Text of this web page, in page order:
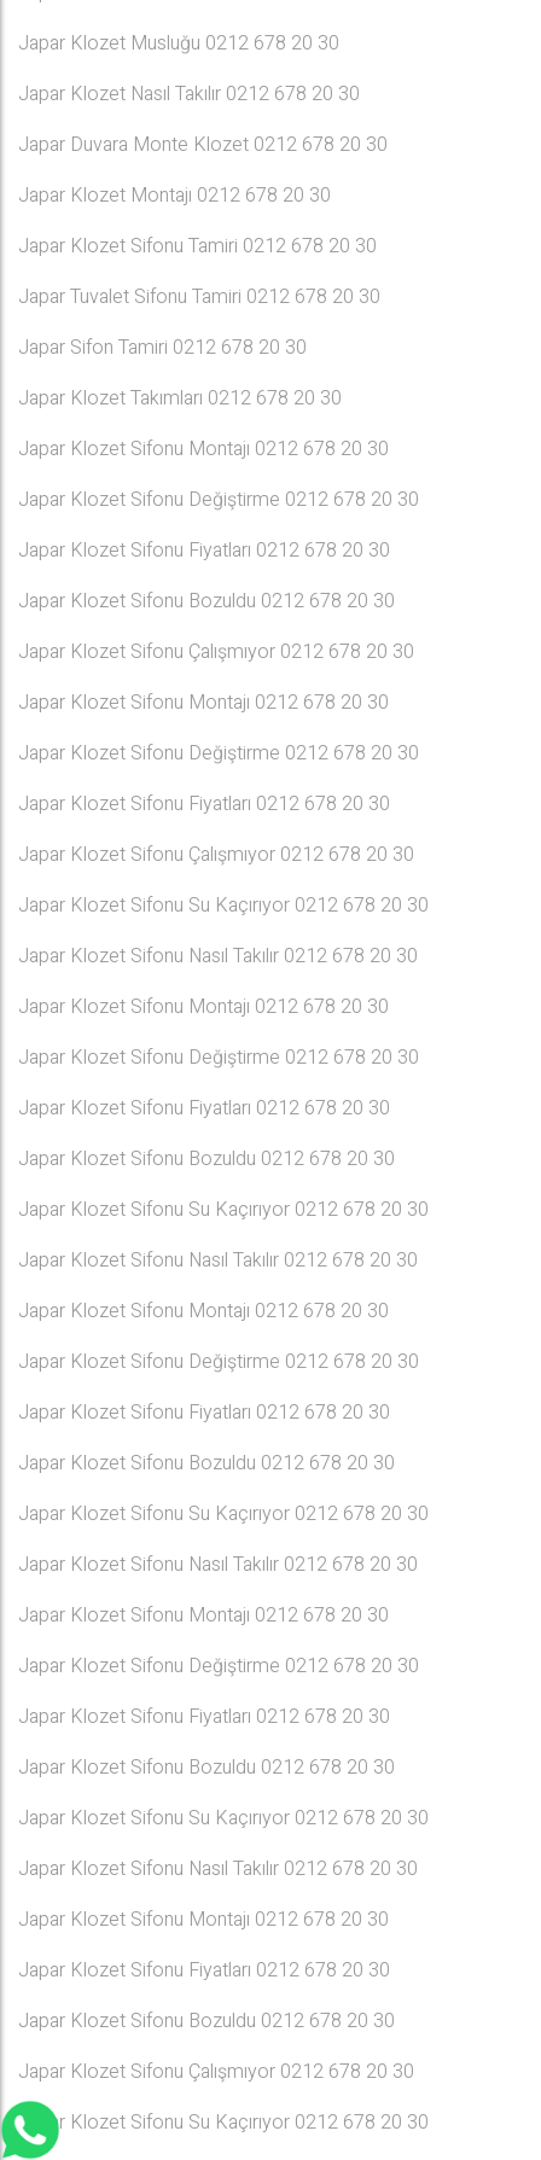
Japar Klozet Musluğu 0212 678 20 30
Japar Klozet Nasıl Takılır 0212 678 20 30
Japar Duvara Monte Klozet 0212 678 20 30
Japar Klozet Montajı 0212 678 20 30
Japar Klozet Sifonu Tamiri 0212 678 20 30
Japar Tuvalet Sifonu Tamiri 0212 678 20 30
Japar Sifon Tamiri 0212 678 20 30
Japar Klozet Takımları 0212 678 20 30
Japar Klozet Sifonu Montajı 0212 678 20 30
Japar Klozet Sifonu Değiştirme 0212 678 20 30
Japar Klozet Sifonu Fiyatları 0212 678 20 30
Japar Klozet Sifonu Bozuldu 0212 678 20 30
Japar Klozet Sifonu Çalışmıyor 0212 678 20 30
Japar Klozet Sifonu Montajı 0212 678 20 30
Japar Klozet Sifonu Değiştirme 0212 678 20 30
Japar Klozet Sifonu Fiyatları 0212 678 20 30
Japar Klozet Sifonu Çalışmıyor 0212 678 20 30
Japar Klozet Sifonu Su Kaçırıyor 0212 678 20 30
Japar Klozet Sifonu Nasıl Takılır 0212 678 20 30
Japar Klozet Sifonu Montajı 0212 678 20 30
Japar Klozet Sifonu Değiştirme 0212 678 20 30
Japar Klozet Sifonu Fiyatları 0212 678 20 30
Japar Klozet Sifonu Bozuldu 0212 678 20 30
Japar Klozet Sifonu Su Kaçırıyor 0212 678 20 30
Japar Klozet Sifonu Nasıl Takılır 0212 678 20 30
Japar Klozet Sifonu Montajı 0212 678 20 30
Japar Klozet Sifonu Değiştirme 0212 678 20 30
Japar Klozet Sifonu Fiyatları 0212 678 20 30
Japar Klozet Sifonu Bozuldu 0212 678 20 30
Japar Klozet Sifonu Su Kaçırıyor 0212 678 20 30
Japar Klozet Sifonu Nasıl Takılır 0212 678 20 30
Japar Klozet Sifonu Montajı 0212 678 20 30
Japar Klozet Sifonu Değiştirme 0212 678 20 30
Japar Klozet Sifonu Fiyatları 0212 678 20 30
Japar Klozet Sifonu Bozuldu 0212 678 20 30
Japar Klozet Sifonu Su Kaçırıyor 0212 678 20 30
Japar Klozet Sifonu Nasıl Takılır 0212 678 20 30
Japar Klozet Sifonu Montajı 0212 678 20 30
Japar Klozet Sifonu Fiyatları 0212 678 20 30
Japar Klozet Sifonu Bozuldu 0212 678 20 30
Japar Klozet Sifonu Çalışmıyor 0212 678 20 30
Japar Klozet Sifonu Su Kaçırıyor 0212 678 20 30